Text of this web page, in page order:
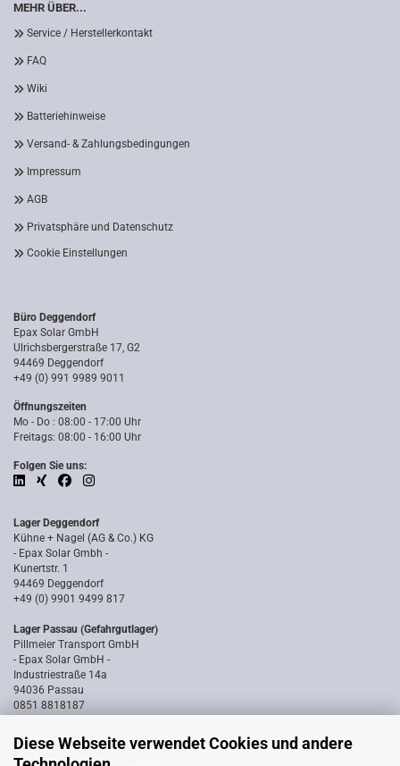
Diese Webseite verwendet Cookies und andere
MEHR ÜBER...
Service / Herstellerkontakt
FAQ
Wiki
Batteriehinweise
Versand- & Zahlungsbedingungen
Impressum
AGB
Privatsphäre und Datenschutz
Cookie Einstellungen
Büro Deggendorf
Epax Solar GmbH
Ulrichsbergerstraße 17, G2
94469 Deggendorf
+49 (0) 991 9989 9011
Öffnungszeiten
Mo - Do : 08:00 - 17:00 Uhr
Freitags: 08:00 - 16:00 Uhr
Folgen Sie uns:
Lager Deggendorf
Kühne + Nagel (AG & Co.) KG
- Epax Solar Gmbh -
Kunertstr. 1
94469 Deggendorf
+49 (0) 9901 9499 817
Lager Passau (Gefahrgutlager)
Pillmeier Transport GmbH
- Epax Solar GmbH -
Industriestraße 14a
94036 Passau
0851 8818187